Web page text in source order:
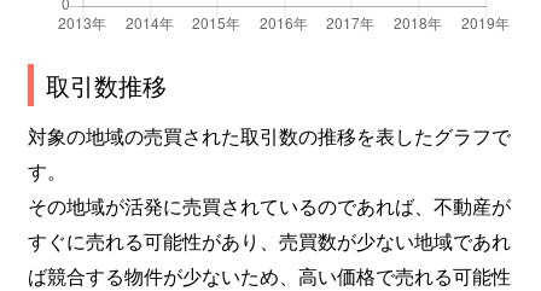
取引数推移
対象の地域の売買された取引数の推移を表したグラフで
す。
その地域が活発に売買されているのであれば、不動産が
すぐに売れる可能性があり、売買数が少ない地域であれ
ば競合する物件が少ないため、高い価格で売れる可能性